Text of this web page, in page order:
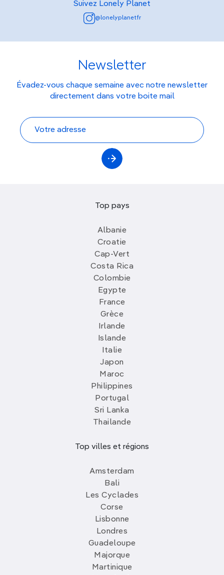
Suivez Lonely Planet
@lonelyplanetfr
Newsletter
Évadez-vous chaque semaine avec notre newsletter
directement dans votre boite mail
Top pays
Albanie
Croatie
Cap-Vert
Costa Rica
Colombie
Egypte
France
Grèce
Irlande
Islande
Italie
Japon
Maroc
Philippines
Portugal
Sri Lanka
Thailande
Top villes et régions
Amsterdam
Bali
Les Cyclades
Corse
Lisbonne
Londres
Guadeloupe
Majorque
Martinique